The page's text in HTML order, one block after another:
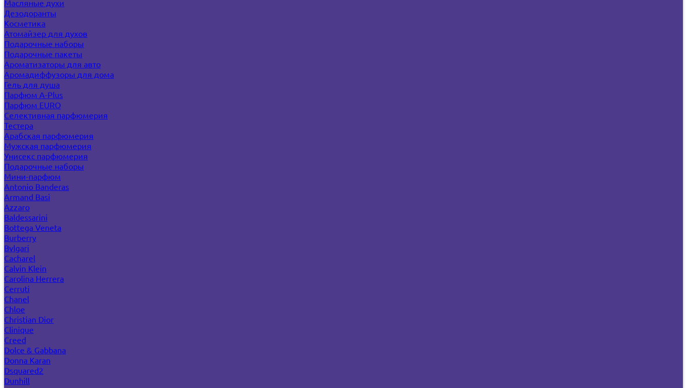
Масляные духи
Дезодоранты
Косметика
Атомайзер для духов
Подарочные наборы
Подарочные пакеты
Ароматизаторы для авто
Аромадиффузоры для дома
Гель для душа
Парфюм A-Plus
Парфюм EURO
Селективная парфюмерия
Тестера
Арабская парфюмерия
Мужская парфюмерия
Унисекс парфюмерия
Подарочные наборы
Мини-парфюм
Antonio Banderas
Armand Basi
Azzaro
Baldessarini
Bottega Veneta
Burberry
Bvlgari
Cacharel
Calvin Klein
Carolina Herrera
Cerruti
Chanel
Chloe
Christian Dior
Clinique
Creed
Dolce & Gabbana
Donna Karan
Dsquared2
Dunhill